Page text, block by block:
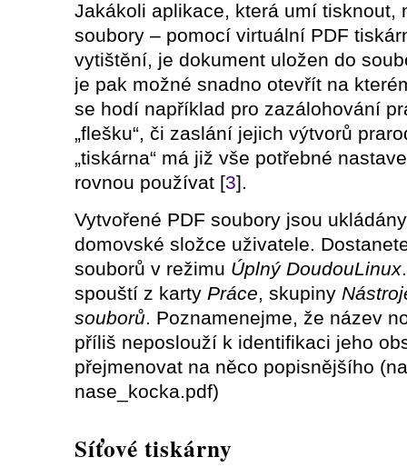
Jakákoli aplikace, která umí tisknout,
soubory – pomocí virtuální PDF
vytištění, je dokument uložen do
je pak možné snadno otevřít na
se hodí například pro zazálohování
„flešku“, či zaslání jejich výtvorů
„tiskárna“ má již vše potřebné
rovnou používat [3].
Vytvořené PDF soubory jsou
domovské složce uživatele.
souborů v režimu Úplný DoudouLinux
spouští z karty Práce, skupiny
souborů. Poznamenejme, že název
příliš neposlouží k identifikaci jeho
přejmenovat na něco popisnějšího
nase_kocka.pdf)
Síťové tiskárny